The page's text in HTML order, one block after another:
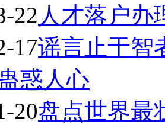
22 人才落户办
17谣言止于智
惑人心
20盘点世界最